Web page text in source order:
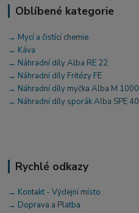
Oblíbené kategorie
→ Mycí a čistící chemie
→ Káva
→ Náhradní díly Alba RE 22
→ Náhradní díly Fritézy FE
→ Náhradní díly myčka Alba M 1000
→ Náhradní díly sporák Alba SPE 40
Rychlé odkazy
→ Kontakt - Výdejní místo
→ Doprava a Platba